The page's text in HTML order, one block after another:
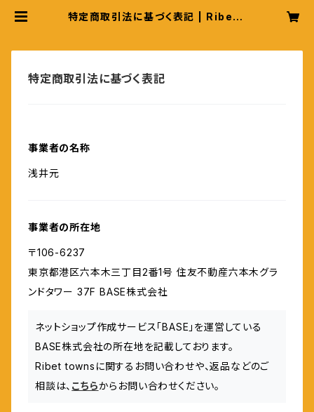
特定商取引法に基づく表記 | Ribet t
特定商取引法に基づく表記
事業者の名称
浅井元
事業者の所在地
〒106-6237
東京都港区六本木三丁目2番1号 住友不動産六本木グラ
ンドタワー 37F BASE株式会社
ネットショップ作成サービス「BASE」を運営している
BASE株式会社の所在地を記載しております。
Ribet townsに関するお問い合わせや、返品などのご
相談は、 こちらからお問い合わせください。